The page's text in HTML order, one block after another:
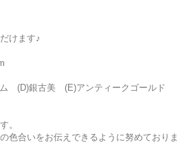
けます♪
(D)銀古美 (E)アンティークゴールド
。
色合いをお伝えできるように努めておりま